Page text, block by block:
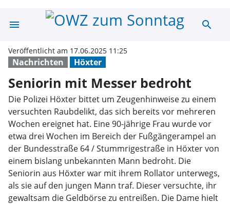
menu Seniorin mitsearch
Nachrichten Höxter
Veröffentlicht am 17.06.2025 11:25
Seniorin mit Messer bedroht
Die Polizei Höxter bittet um Zeugenhinweise zu einem
versuchten Raubdelikt, das sich bereits vor mehreren
Wochen ereignet hat. Eine 90-jährige Frau wurde vor
etwa drei Wochen im Bereich der Fußgängerampel an
der Bundesstraße 64 / Stummrigestraße in Höxter von
einem bislang unbekannten Mann bedroht. Die
Seniorin aus Höxter war mit ihrem Rollator unterwegs,
als sie auf den jungen Mann traf. Dieser versuchte, ihr
gewaltsam die Geldbörse zu entreißen. Die Dame hielt